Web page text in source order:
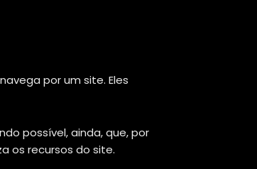
por um site. Eles
possível, ainda, que, por
os recursos do site.